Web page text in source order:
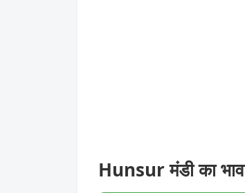
Hunsur मंडी का भाव